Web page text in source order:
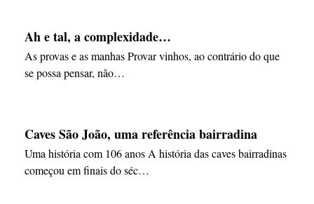
Ah e tal, a complexidade…
As provas e as manhas Provar vinhos, ao contrário do que
se possa pensar, não…
Caves São João, uma referência bairradina
Uma história com 106 anos A história das caves bairradinas
começou em finais do séc…